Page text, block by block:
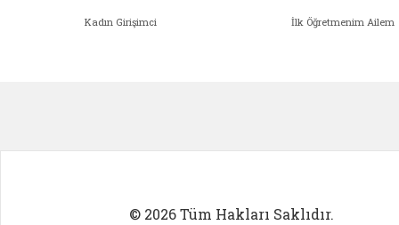
Kadın Girişimci İlk Öğretmenim Ailem
© 2026 Tüm Hakları Saklıdır.